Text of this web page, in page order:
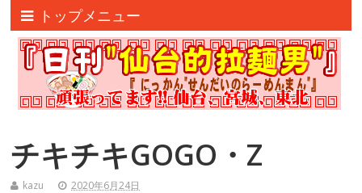
トップメニュー
チキチキGOGO・Z
kazu 2020年6月24日